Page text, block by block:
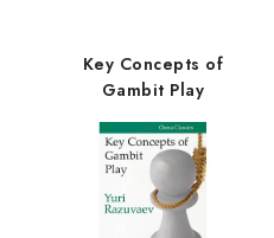
Key Concepts of
Gambit Play